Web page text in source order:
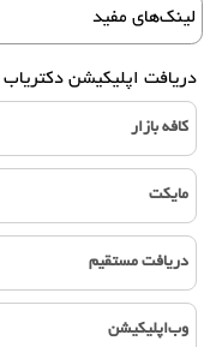
لینک‌های مفید
دریافت اپلیکیشن دکتریاب
کافه بازار
مایکت
دریافت مستقیم
وب‌اپلیکیشن